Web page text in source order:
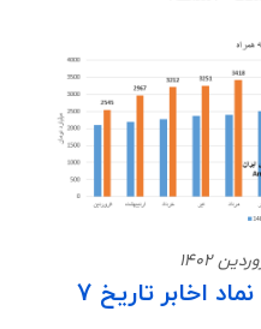
آپدیت تحلیل تکنیکال نماد اخابر تاریخ 7